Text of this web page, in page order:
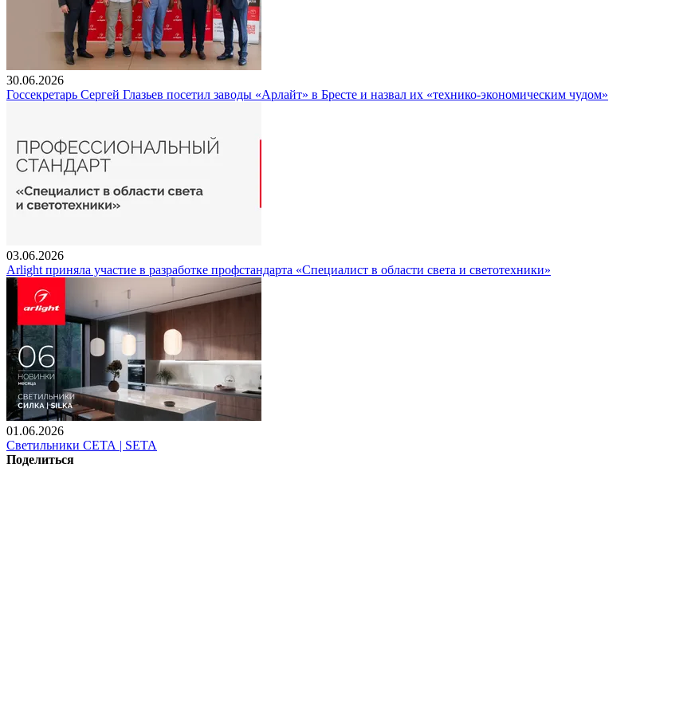
30.06.2026
Госсекретарь Сергей Глазьев посетил заводы «Арлайт» в Бресте и назвал их «технико-экономическим чудом»
03.06.2026
Arlight приняла участие в разработке профстандарта «Специалист в области света и светотехники»
01.06.2026
Светильники СЕТА | SETA
Поделиться